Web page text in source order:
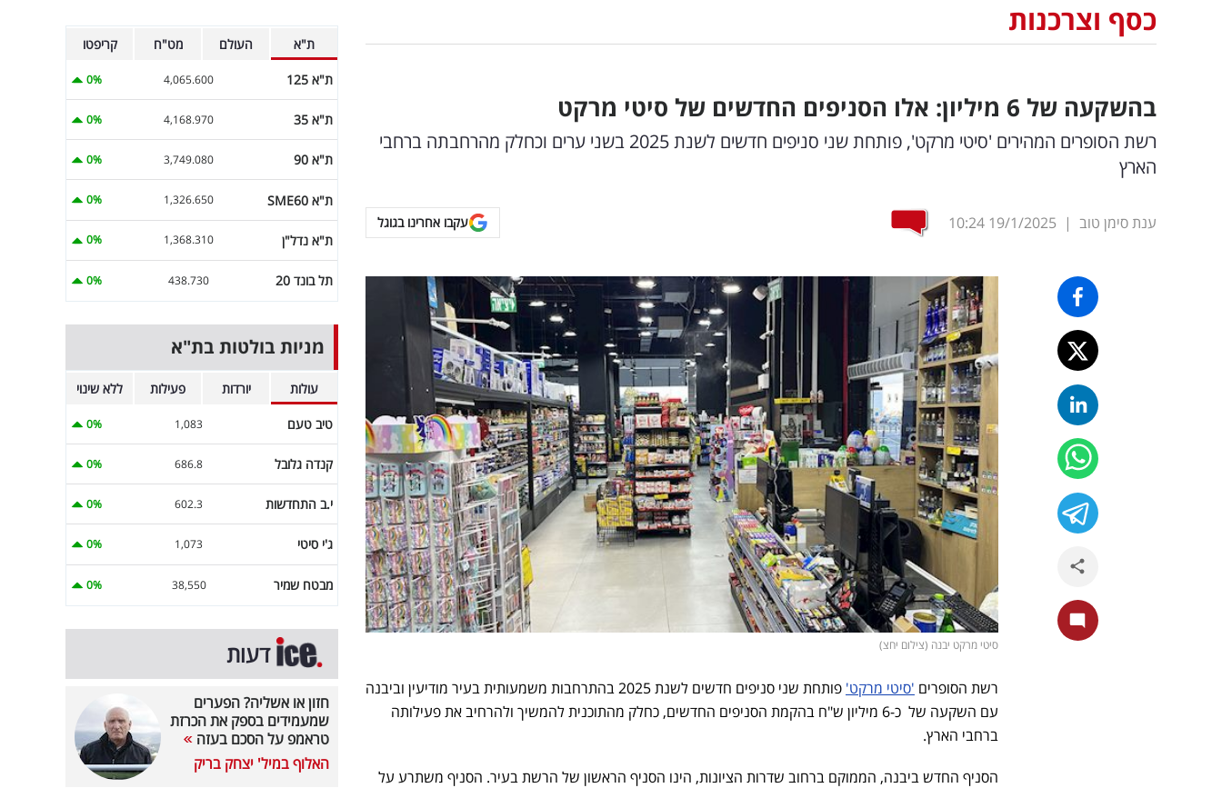
כסף וצרכנות
בהשקעה של 6 מיליון: אלו הסניפים החדשים של סיטי מרקט
רשת הסופרים המהירים 'סיטי מרקט', פותחת שני סניפים חדשים לשנת 2025 בשני ערים וכחלק מהרחבתה ברחבי
הארץ
ענת סימן טוב |
19/1/2025
10:24 עקבו אחרינו בגוגל
סיטי מרקט יבנה (צילום יחצ)
רשת הסופרים 'סיטי מרקט'
פותחת שני סניפים חדשים לשנת 2025 בהתרחבות משמעותית בעיר מודיעין וביבנה
עם השקעה של כ-6 מיליון ש"ח בהקמת הסניפים החדשים, כחלק מהתוכנית להמשיך ולהרחיב את פעילותה
ברחבי הארץ.
הסניף החדש ביבנה, הממוקם ברחוב שדרות הציונות, הינו הסניף הראשון של הרשת בעיר. הסניף משתרע על
ת"א העולם מט"ח קריפטו
ת"א 125 4,065.600
0%
ת"א 35 4,168.970
0%
ת"א 90 3,749.080
0%
ת"א SME60 1,326.650
0%
ת"א נדל"ן 1,368.310
0%
תל בונד 20 438.730
0%
מניות בולטות בת"א
עולות יורדות פעילות ללא שינוי
טיב טעם 1,083
0%
קנדה גלובל 686.8
0%
י.ב התחדשות 602.3
0%
ג'י סיטי 1,073
0%
מבטח שמיר 38,550
0%
דעות
חזון או אשליה? הפערים
שמעמידים בספק את הכרזת
טראמפ על הסכם בעזה
האלוף במיל' יצחק בריק